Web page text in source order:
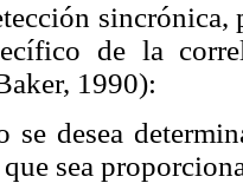
sincrónica,
de la
1990):
se desea
sea